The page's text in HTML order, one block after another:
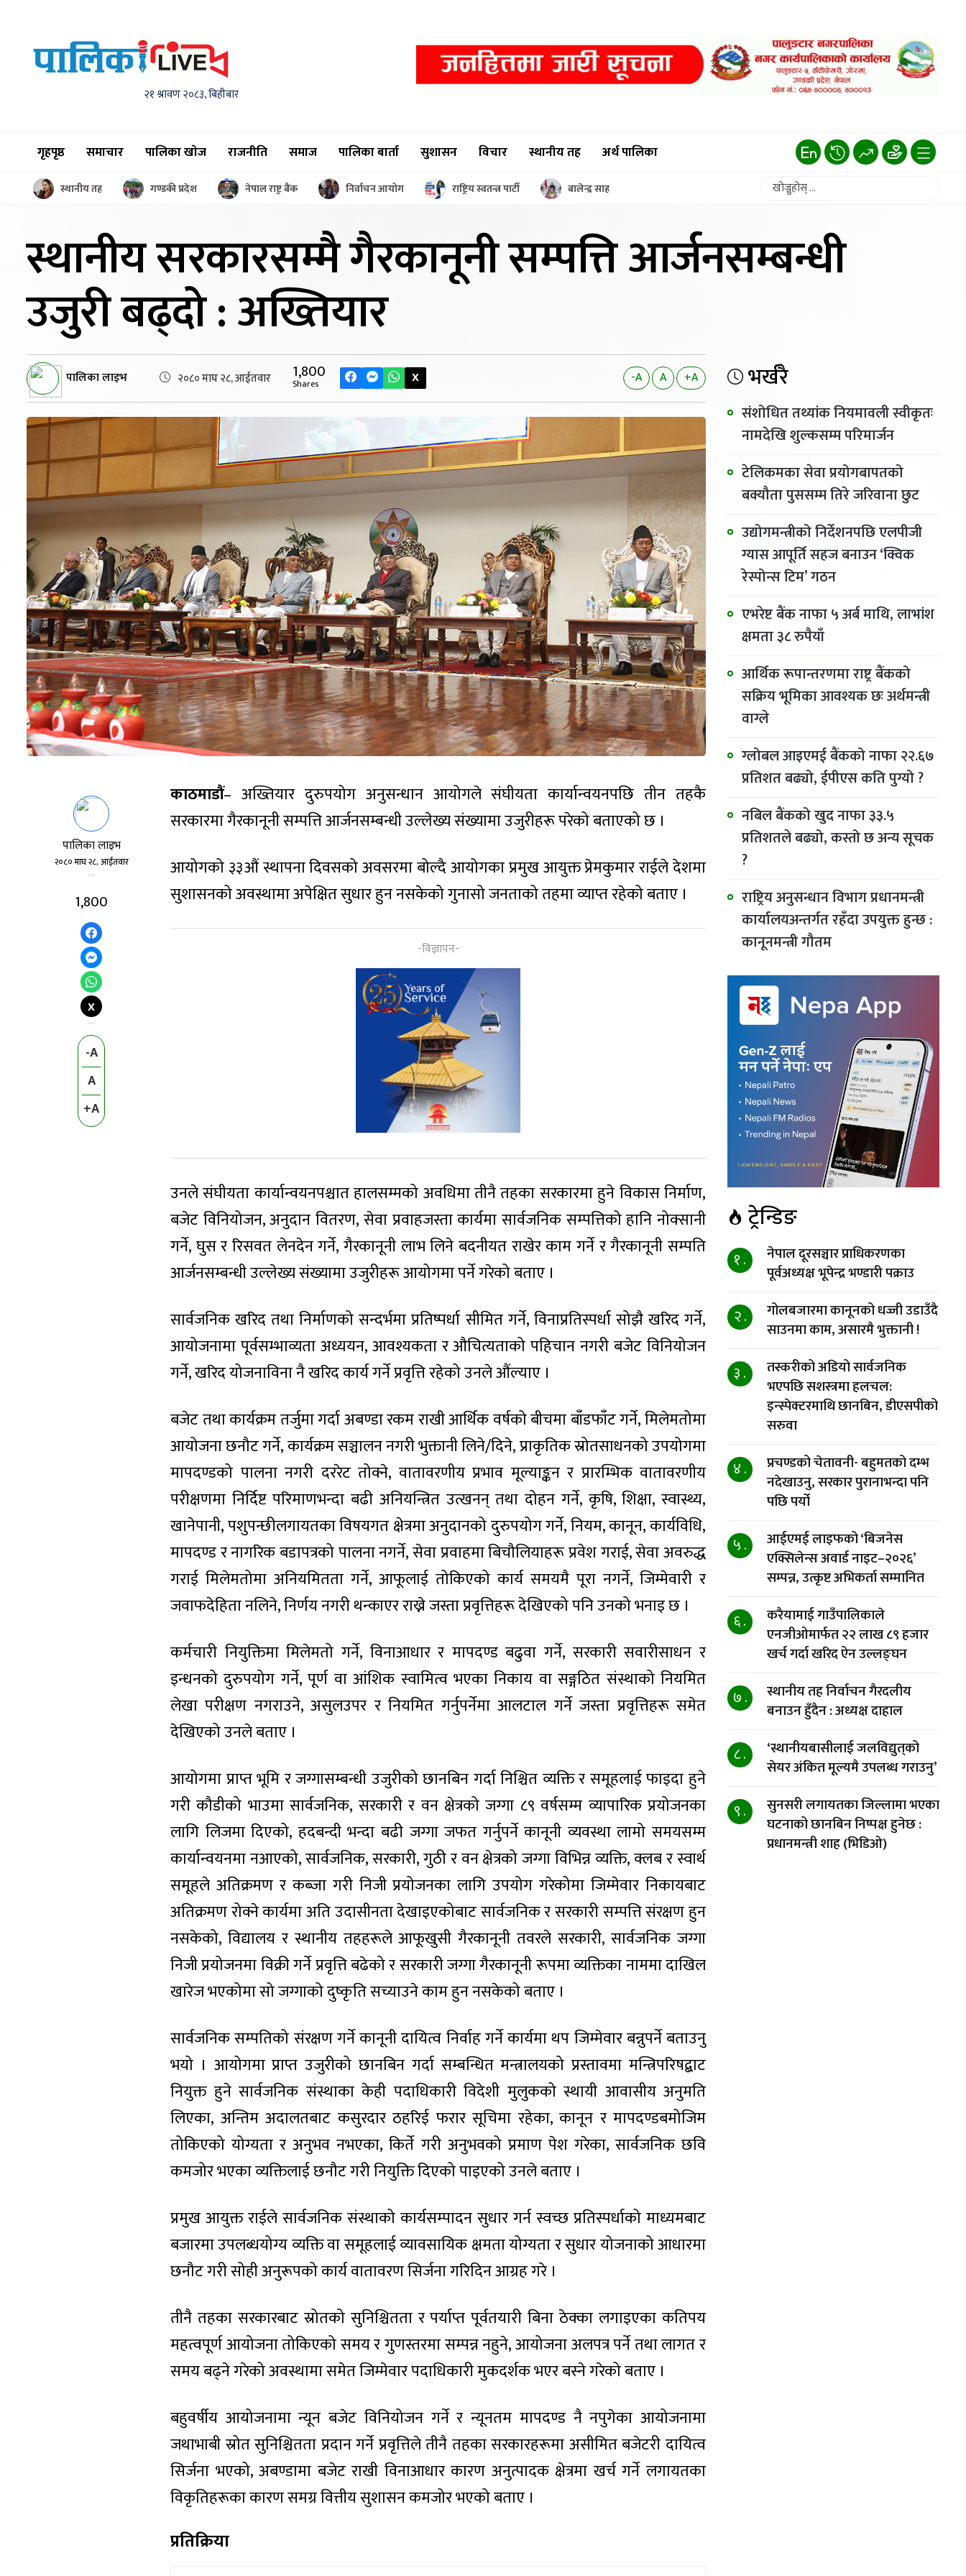
२१ श्रावण २०८३, बिहीबार
गृहपृष्ठ समाचार पालिका खाेज राजनीति समाज पालिका बार्ता सुशासन विचार स्थानीय तह अर्थ पालिका
स्थानीय तह गण्डकी प्रदेश नेपाल राष्ट्र बैंक निर्वाचन आयोग राष्ट्रिय स्वतन्त्र पार्टी बालेन्द्र साह
स्थानीय सरकारसम्मै गैरकानूनीसम्पत्ति आर्जनसम्बन्धी
उजुरी बढ्दो : अख्तियार
पालिका लाइभ २०८० माघ २८, आईतवार 1,800
Shares X -A A +A
पालिका लाइभ
२०८० माघ २८, आईतवार
1,800
X
-A
A
+A
काठमाडौं– अख्तियार दुरुपयोग अनुसन्धान आयोगले संघीयता कार्यान्वयनपछि तीन तहकै
सरकारमा गैरकानूनी सम्पत्ति आर्जनसम्बन्धी उल्लेख्य संख्यामा उजुरीहरू परेको बताएको छ ।
आयोगको ३३औं स्थापना दिवसको अवसरमा बोल्दै आयोगका प्रमुख आयुक्त प्रेमकुमार राईले देशमा
सुशासनको अवस्थामा अपेक्षित सुधार हुन नसकेको गुनासो जनताको तहमा व्याप्त रहेको बताए ।
उनले संघीयता कार्यान्वयनपश्चात हालसम्मको अवधिमा तीनै तहका सरकारमा हुने विकास निर्माण,
बजेट विनियोजन, अनुदान वितरण, सेवा प्रवाहजस्ता कार्यमा सार्वजनिक सम्पत्तिको हानि नोक्सानी
गर्ने, घुस र रिसवत लेनदेन गर्ने, गैरकानूनी लाभ लिने बदनीयत राखेर काम गर्ने र गैरकानूनी सम्पति
आर्जनसम्बन्धी उल्लेख्य संख्यामा उजुरीहरू आयोगमा पर्ने गरेको बताए ।
सार्वजनिक खरिद तथा निर्माणको सन्दर्भमा प्रतिष्पर्धा सीमित गर्ने, विनाप्रतिस्पर्धा सोझै खरिद गर्ने,
आयोजनामा पूर्वसम्भाव्यता अध्ययन, आवश्यकता र औचित्यताको पहिचान नगरी बजेट विनियोजन
गर्ने, खरिद योजनाविना नै खरिद कार्य गर्ने प्रवृत्ति रहेको उनले औंल्याए ।
बजेट तथा कार्यक्रम तर्जुमा गर्दा अबण्डा रकम राखी आर्थिक वर्षको बीचमा बाँडफाँट गर्ने, मिलेमतोमा
आयोजना छनौट गर्ने, कार्यक्रम सञ्चालन नगरी भुक्तानी लिने/दिने, प्राकृतिक स्रोतसाधनको उपयोगमा
मापदण्डको पालना नगरी दररेट तोक्ने, वातावरणीय प्रभाव मूल्याङ्कन र प्रारम्भिक वातावरणीय
परीक्षणमा निर्दिष्ट परिमाणभन्दा बढी अनियन्त्रित उत्खनन् तथा दोहन गर्ने, कृषि, शिक्षा, स्वास्थ्य,
खानेपानी, पशुपन्छीलगायतका विषयगत क्षेत्रमा अनुदानको दुरुपयोग गर्ने, नियम, कानून, कार्यविधि,
मापदण्ड र नागरिक बडापत्रको पालना नगर्ने, सेवा प्रवाहमा बिचौलियाहरू प्रवेश गराई, सेवा अवरुद्ध
गराई मिलेमतोमा अनियमितता गर्ने, आफूलाई तोकिएको कार्य समयमै पूरा नगर्ने, जिम्मेवारी र
जवाफदेहिता नलिने, निर्णय नगरी थन्काएर राख्ने जस्ता प्रवृत्तिहरू देखिएको पनि उनको भनाइ छ ।
कर्मचारी नियुक्तिमा मिलेमतो गर्ने, विनाआधार र मापदण्ड बढुवा गर्ने, सरकारी सवारीसाधन र
इन्धनको दुरुपयोग गर्ने, पूर्ण वा आंशिक स्वामित्व भएका निकाय वा सङ्गठित संस्थाको नियमित
लेखा परीक्षण नगराउने, असुलउपर र नियमित गर्नुपर्नेमा आलटाल गर्ने जस्ता प्रवृत्तिहरू समेत
देखिएको उनले बताए ।
आयोगमा प्राप्त भूमि र जग्गासम्बन्धी उजुरीको छानबिन गर्दा निश्चित व्यक्ति र समूहलाई फाइदा हुने
गरी कौडीको भाउमा सार्वजनिक, सरकारी र वन क्षेत्रको जग्गा ८९ वर्षसम्म व्यापारिक प्रयोजनका
लागि लिजमा दिएको, हदबन्दी भन्दा बढी जग्गा जफत गर्नुपर्ने कानूनी व्यवस्था लामो समयसम्म
कार्यान्वयनमा नआएको, सार्वजनिक, सरकारी, गुठी र वन क्षेत्रको जग्गा विभिन्न व्यक्ति, क्लब र स्वार्थ
समूहले अतिक्रमण र कब्जा गरी निजी प्रयोजनका लागि उपयोग गरेकोमा जिम्मेवार निकायबाट
अतिक्रमण रोक्ने कार्यमा अति उदासीनता देखाइएकोबाट सार्वजनिक र सरकारी सम्पत्ति संरक्षण हुन
नसकेको, विद्यालय र स्थानीय तहहरूले आफूखुसी गैरकानूनी तवरले सरकारी, सार्वजनिक जग्गा
निजी प्रयोजनमा विक्री गर्ने प्रवृत्ति बढेको र सरकारी जग्गा गैरकानूनी रूपमा व्यक्तिका नाममा दाखिल
खारेज भएकोमा सो जग्गाको दुष्कृति सच्याउने काम हुन नसकेको बताए ।
सार्वजनिक सम्पतिको संरक्षण गर्ने कानूनी दायित्व निर्वाह गर्ने कार्यमा थप जिम्मेवार बन्नुपर्ने बताउनु
भयो । आयोगमा प्राप्त उजुरीको छानबिन गर्दा सम्बन्धित मन्त्रालयको प्रस्तावमा मन्त्रिपरिषद्बाट
नियुक्त हुने सार्वजनिक संस्थाका केही पदाधिकारी विदेशी मुलुकको स्थायी आवासीय अनुमति
लिएका, अन्तिम अदालतबाट कसुरदार ठहरिई फरार सूचिमा रहेका, कानून र मापदण्डबमोजिम
तोकिएको योग्यता र अनुभव नभएका, किर्ते गरी अनुभवको प्रमाण पेश गरेका, सार्वजनिक छवि
कमजोर भएका व्यक्तिलाई छनौट गरी नियुक्ति दिएको पाइएको उनले बताए ।
प्रमुख आयुक्त राईले सार्वजनिक संस्थाको कार्यसम्पादन सुधार गर्न स्वच्छ प्रतिस्पर्धाको माध्यमबाट
बजारमा उपलब्धयोग्य व्यक्ति वा समूहलाई व्यावसायिक क्षमता योग्यता र सुधार योजनाको आधारमा
छनौट गरी सोही अनुरूपको कार्य वातावरण सिर्जना गरिदिन आग्रह गरे ।
तीनै तहका सरकारबाट स्रोतको सुनिश्चितता र पर्याप्त पूर्वतयारी बिना ठेक्का लगाइएका कतिपय
महत्वपूर्ण आयोजना तोकिएको समय र गुणस्तरमा सम्पन्न नहुने, आयोजना अलपत्र पर्ने तथा लागत र
समय बढ्ने गरेको अवस्थामा समेत जिम्मेवार पदाधिकारी मुकदर्शक भएर बस्ने गरेको बताए ।
बहुवर्षीय आयोजनामा न्यून बजेट विनियोजन गर्ने र न्यूनतम मापदण्ड नै नपुगेका आयोजनामा
जथाभाबी स्रोत सुनिश्चितता प्रदान गर्ने प्रवृत्तिले तीनै तहका सरकारहरूमा असीमित बजेटरी दायित्व
सिर्जना भएको, अबण्डामा बजेट राखी विनाआधार कारण अनुत्पादक क्षेत्रमा खर्च गर्ने लगायतका
विकृतिहरूका कारण समग्र वित्तीय सुशासन कमजोर भएको बताए ।
प्रतिक्रिया
भर्खरै
संशोधित तथ्यांक नियमावली स्वीकृतः
नामदेखि शुल्कसम्म परिमार्जन
टेलिकमका सेवा प्रयोगबापतको
बक्यौता पुससम्म तिरे जरिवाना छुट
उद्योगमन्त्रीको निर्देशनपछि एलपीजी
ग्यास आपूर्ति सहज बनाउन ‘क्विक
रेस्पोन्स टिम’ गठन
एभरेष्ट बैंक नाफा ५ अर्ब माथि, लाभांश
क्षमता ३८ रुपैयाँ
आर्थिक रूपान्तरणमा राष्ट्र बैंकको
सक्रिय भूमिका आवश्यक छः अर्थमन्त्री
वाग्ले
ग्लोबल आइएमई बैंकको नाफा २२.६७
प्रतिशत बढ्यो, ईपीएस कति पुग्यो ?
नबिल बैंकको खुद नाफा ३३.५
प्रतिशतले बढ्यो, कस्तो छ अन्य सूचक
?
राष्ट्रिय अनुसन्धान विभाग प्रधानमन्त्री
कार्यालयअन्तर्गत रहँदा उपयुक्त हुन्छ :
कानूनमन्त्री गौतम
ट्रेन्डिङ
१ .
नेपाल दूरसञ्चार प्राधिकरणका
पूर्वअध्यक्ष भूपेन्द्र भण्डारी पक्राउ
२ .
गोलबजारमा कानूनको धज्जी उडाउँदै
साउनमा काम, असारमै भुक्तानी !
३ .
तस्करीको अडियो सार्वजनिक
भएपछि सशस्त्रमा हलचल:
इन्स्पेक्टरमाथि छानबिन, डीएसपीको
सरुवा
४ .
प्रचण्डको चेतावनी- बहुमतको दम्भ
नदेखाउनु, सरकार पुरानाभन्दा पनि
पछि पर्यो
५ .
आईएमई लाइफको ‘बिजनेस
एक्सिलेन्स अवार्ड नाइट–२०२६’
सम्पन्न, उत्कृष्ट अभिकर्ता सम्मानित
६ .
करैयामाई गाउँपालिकाले
एनजीओमार्फत २२ लाख ८९ हजार
खर्च गर्दा खरिद ऐन उल्लङ्घन
७ .
स्थानीय तह निर्वाचन गैरदलीय
बनाउन हुँदैन : अध्यक्ष दाहाल
८ .
‘स्थानीयबासीलाई जलविद्युत्‌को
सेयर अंकित मूल्यमै उपलब्ध गराउनु’
९ .
सुनसरी लगायतका जिल्लामा भएका
घटनाको छानबिन निष्पक्ष हुनेछ :
प्रधानमन्त्री शाह (भिडिओ)